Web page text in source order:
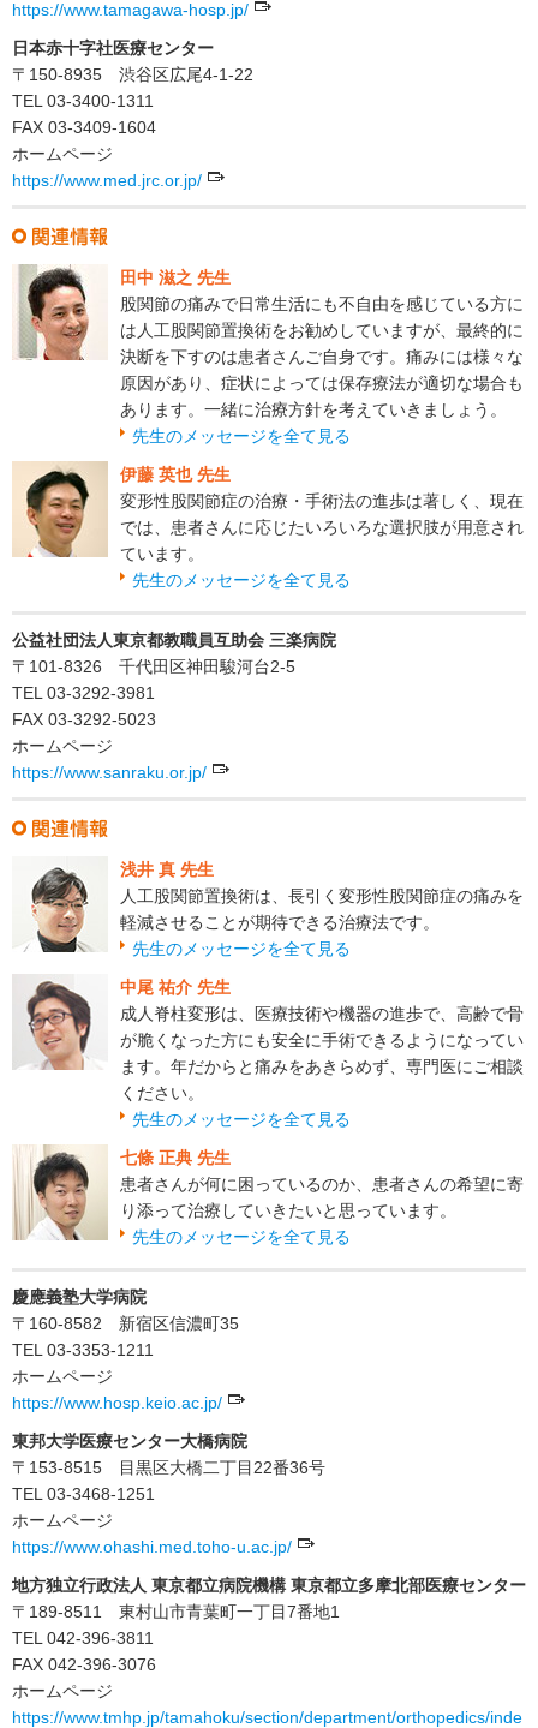
https://www.tamagawa-hosp.jp/
日本赤十字社医療センター
〒150-8935 渋谷区広尾4-1-22
TEL 03-3400-1311
FAX 03-3409-1604
ホームページ
https://www.med.jrc.or.jp/
田中 滋之 先生
股関節の痛みで日常生活にも不自由を感じている方に
は人工股関節置換術をお勧めしていますが、最終的に
決断を下すのは患者さんご自身です。痛みには様々な
原因があり、症状によっては保存療法が適切な場合も
あります。一緒に治療方針を考えていきましょう。
先生のメッセージを全て見る
伊藤 英也 先生
変形性股関節症の治療・手術法の進歩は著しく、現在
では、患者さんに応じたいろいろな選択肢が用意され
ています。
先生のメッセージを全て見る
公益社団法人東京都教職員互助会 三楽病院
〒101-8326 千代田区神田駿河台2-5
TEL 03-3292-3981
FAX 03-3292-5023
ホームページ
https://www.sanraku.or.jp/
浅井 真 先生
人工股関節置換術は、長引く変形性股関節症の痛みを
軽減させることが期待できる治療法です。
先生のメッセージを全て見る
中尾 祐介 先生
成人脊柱変形は、医療技術や機器の進歩で、高齢で骨
が脆くなった方にも安全に手術できるようになってい
ます。年だからと痛みをあきらめず、専門医にご相談
ください。
先生のメッセージを全て見る
七條 正典 先生
患者さんが何に困っているのか、患者さんの希望に寄
り添って治療していきたいと思っています。
先生のメッセージを全て見る
慶應義塾大学病院
〒160-8582 新宿区信濃町35
TEL 03-3353-1211
ホームページ
https://www.hosp.keio.ac.jp/
東邦大学医療センター大橋病院
〒153-8515 目黒区大橋二丁目22番36号
TEL 03-3468-1251
ホームページ
https://www.ohashi.med.toho-u.ac.jp/
地方独立行政法人 東京都立病院機構 東京都立多摩北部医療センター
〒189-8511 東村山市青葉町一丁目7番地1
TEL 042-396-3811
FAX 042-396-3076
ホームページ
https://www.tmhp.jp/tamahoku/section/department/orthopedics/inde